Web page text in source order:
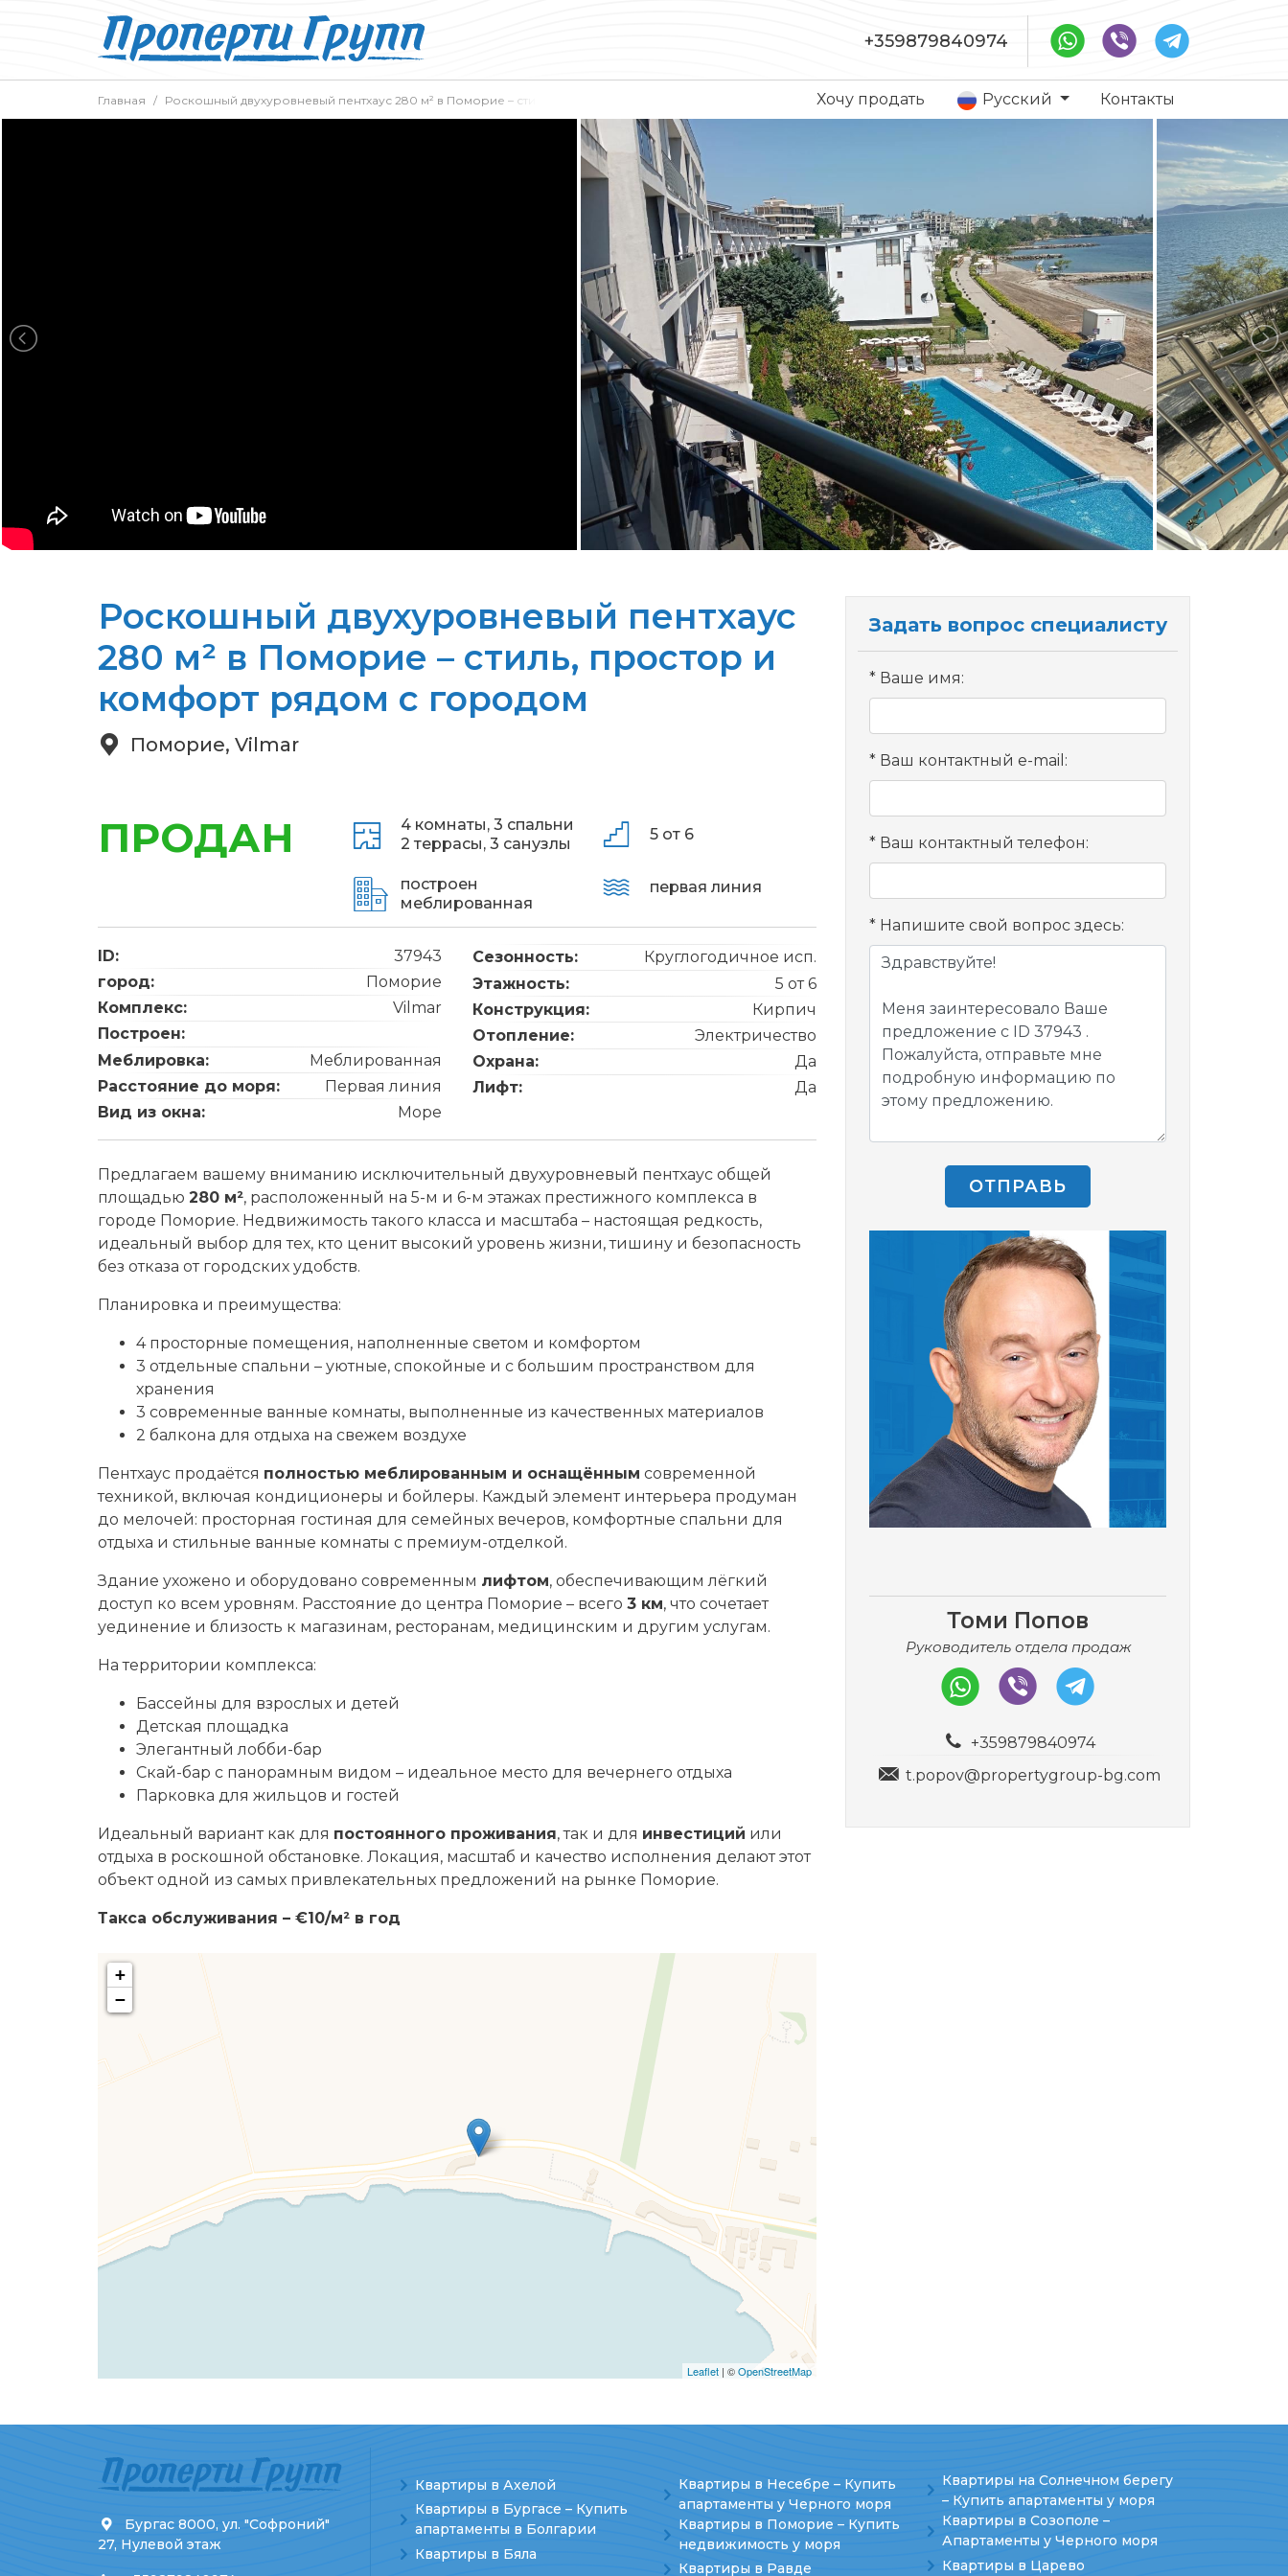
+359879840974
Главная Роскошный двухуровневый пентхаус 280 м² в Поморие – стиль, простор и комфорт рядом с городом Хочу продать Русский Контакты
Роскошный двухуровневый пентхаус
280 м² в Поморие – стиль, простор и
комфорт рядом с городом
Поморие, Vilmar
ПРОДАН 4 комнаты, 3 спальни
2 террасы, 3 санузлы
построен
меблированная
5 от 6
первая линия
ID:
37943
город:
Поморие
Комплекс:
Vilmar
Построен:
Меблировка:
Меблированная
Расстояние до моря:
Первая линия
Вид из окна:
Море
Сезонность:
Круглогодичное исп.
Этажность:
5 от 6
Конструкция:
Кирпич
Отопление:
Электричество
Охрана:
Да
Лифт:
Да
Предлагаем вашему вниманию исключительный двухуровневый пентхаус общей
площадью 280 м², расположенный на 5-м и 6-м этажах престижного комплекса в
городе Поморие. Недвижимость такого класса и масштаба – настоящая редкость,
идеальный выбор для тех, кто ценит высокий уровень жизни, тишину и безопасность
без отказа от городских удобств.
Планировка и преимущества:
4 просторные помещения, наполненные светом и комфортом
3 отдельные спальни – уютные, спокойные и с большим пространством для
хранения
3 современные ванные комнаты, выполненные из качественных материалов
2 балкона для отдыха на свежем воздухе
Пентхаус продаётся полностью меблированным и оснащённым современной
техникой, включая кондиционеры и бойлеры. Каждый элемент интерьера продуман
до мелочей: просторная гостиная для семейных вечеров, комфортные спальни для
отдыха и стильные ванные комнаты с премиум-отделкой.
Здание ухожено и оборудовано современным лифтом, обеспечивающим лёгкий
доступ ко всем уровням. Расстояние до центра Поморие – всего 3 км, что сочетает
уединение и близость к магазинам, ресторанам, медицинским и другим услугам.
На территории комплекса:
Бассейны для взрослых и детей
Детская площадка
Элегантный лобби-бар
Скай-бар с панорамным видом – идеальное место для вечернего отдыха
Парковка для жильцов и гостей
Идеальный вариант как для постоянного проживания, так и для инвестиций или
отдыха в роскошной обстановке. Локация, масштаб и качество исполнения делают этот
объект одной из самых привлекательных предложений на рынке Поморие.
Такса обслуживания – €10/м² в год
+
−
Leaflet | ©OpenStreetMap
Задать вопрос специалисту
Ваше имя:
Ваш контактный e-mail:
Ваш контактный телефон:
Напишите свой вопрос здесь:
ОТПРАВЬ
Томи Попов
Руководитель отдела продаж
+359879840974
t.popov@propertygroup-bg.com
Бургас 8000, ул. "Софроний"
27, Нулевой этаж
Квартиры в Ахелой
Квартиры в Бургасе – Купить
апартаменты в Болгарии
Квартиры в Бяла
Квартиры в Несебре – Купить
апартаменты у Черного моря
Квартиры в Поморие – Купить
недвижимость у моря
Квартиры в Равде
Квартиры на Солнечном берегу
– Купить апартаменты у моря
Квартиры в Созополе –
Апартаменты у Черного моря
Квартиры в Царево